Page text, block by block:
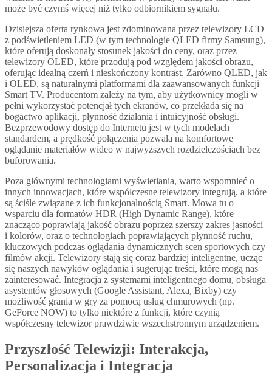
może być czymś więcej niż tylko odbiornikiem sygnału.
Dzisiejsza oferta rynkowa jest zdominowana przez telewizory LCD
z podświetleniem LED (w tym technologie QLED firmy Samsung),
które oferują doskonały stosunek jakości do ceny, oraz przez
telewizory OLED, które przodują pod względem jakości obrazu,
oferując idealną czerń i nieskończony kontrast. Zarówno QLED, jak
i OLED, są naturalnymi platformami dla zaawansowanych funkcji
Smart TV. Producentom zależy na tym, aby użytkownicy mogli w
pełni wykorzystać potencjał tych ekranów, co przekłada się na
bogactwo aplikacji, płynność działania i intuicyjność obsługi.
Bezprzewodowy dostęp do Internetu jest w tych modelach
standardem, a prędkość połączenia pozwala na komfortowe
oglądanie materiałów wideo w najwyższych rozdzielczościach bez
buforowania.
Poza głównymi technologiami wyświetlania, warto wspomnieć o
innych innowacjach, które współczesne telewizory integrują, a które
są ściśle związane z ich funkcjonalnością Smart. Mowa tu o
wsparciu dla formatów HDR (High Dynamic Range), które
znacząco poprawiają jakość obrazu poprzez szerszy zakres jasności
i kolorów, oraz o technologiach poprawiających płynność ruchu,
kluczowych podczas oglądania dynamicznych scen sportowych czy
filmów akcji. Telewizory stają się coraz bardziej inteligentne, ucząc
się naszych nawyków oglądania i sugerując treści, które mogą nas
zainteresować. Integracja z systemami inteligentnego domu, obsługa
asystentów głosowych (Google Assistant, Alexa, Bixby) czy
możliwość grania w gry za pomocą usług chmurowych (np.
GeForce NOW) to tylko niektóre z funkcji, które czynią
współczesny telewizor prawdziwie wszechstronnym urządzeniem.
Przyszłość Telewizji: Interakcja,
Personalizacja i Integracja